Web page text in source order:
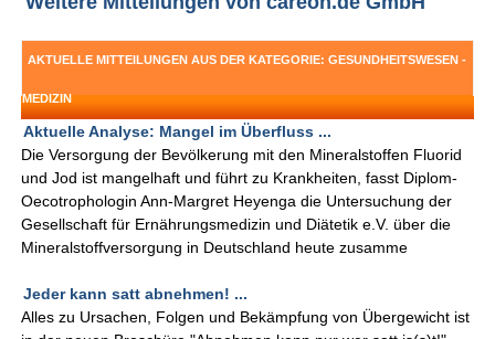
AKTUELLE MITTEILUNGEN AUS DER KATEGORIE: GESUNDHEITSWESEN -
MEDIZIN
Aktuelle Analyse: Mangel im Überfluss ...
Die Versorgung der Bevölkerung mit den Mineralstoffen Fluorid
und Jod ist mangelhaft und führt zu Krankheiten, fasst Diplom-
Oecotrophologin Ann-Margret Heyenga die Untersuchung der
Gesellschaft für Ernährungsmedizin und Diätetik e.V. über die
Mineralstoffversorgung in Deutschland heute zusamme
Jeder kann satt abnehmen! ...
Alles zu Ursachen, Folgen und Bekämpfung von Übergewicht ist